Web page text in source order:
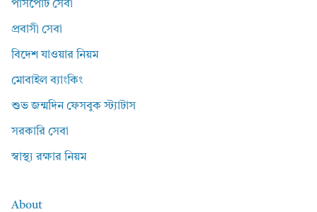
পাসপোর্ট সেবা
প্রবাসী সেবা
বিদেশ যাওয়ার নিয়ম
মোবাইল ব্যাংকিং
শুভ জন্মদিন ফেসবুক স্ট্যাটাস
সরকারি সেবা
স্বাস্থ্য রক্ষার নিয়ম
About